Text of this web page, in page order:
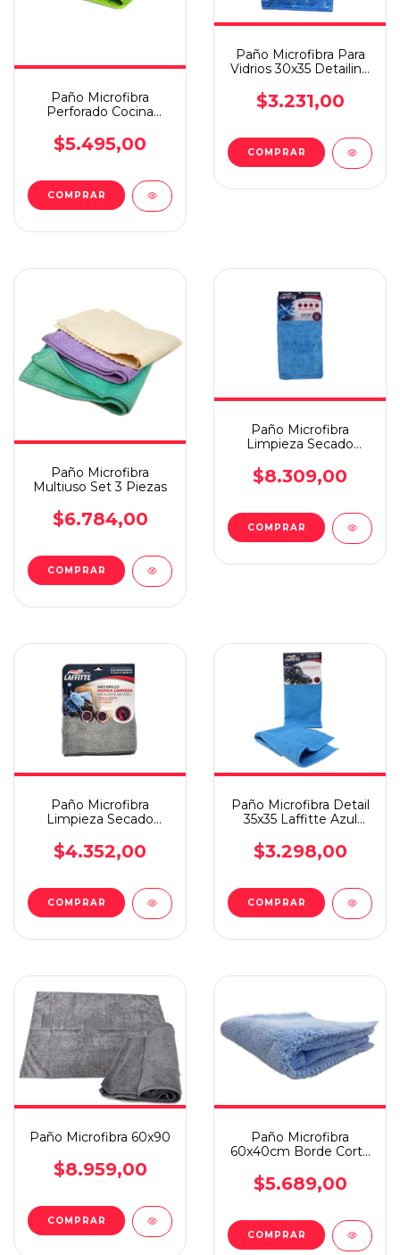
Paño Microfibra
Perforado Cocina
$5.495,00
Paño Microfibra Para
Vidrios 30x35 Detailing
$3.231,00
Paño Microfibra
Multiuso Set 3 Piezas
$6.784,00
Paño Microfibra
Limpieza Secado
$8.309,00
Paño Microfibra
Limpieza Secado
$4.352,00
Paño Microfibra Detail
35x35 Laffitte Azul
$3.298,00
Paño Microfibra 60x90
$8.959,00
Paño Microfibra
60x40cm Borde Corte
Celeste
$5.689,00